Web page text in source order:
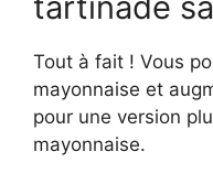
Tout à fait ! Vous
mayonnaise et
pour une version
mayonnaise.